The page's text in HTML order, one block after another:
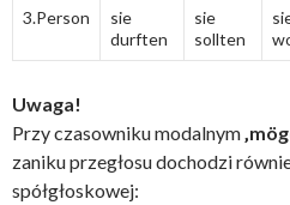
3.Person
sie
durften
sie
sollten
Uwaga!
Przy czasowniku modalnym
zaniku przegłosu dochodzi
spółgłoskowej: